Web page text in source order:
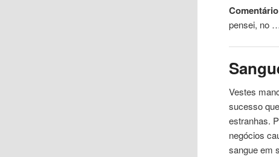
pensei, no
Vestes
sucesso
estranhas.
negócios
sangue em